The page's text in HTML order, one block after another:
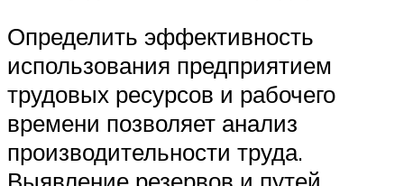
Определить эффективность
использования предприятием
трудовых ресурсов и рабочего
времени позволяет анализ
производительности труда.